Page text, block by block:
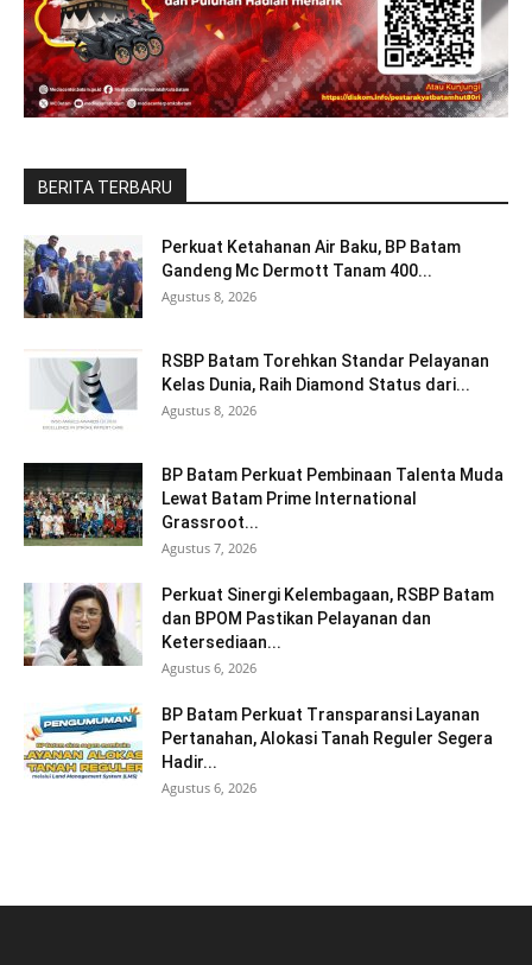
BERITA TERBARU
Perkuat Ketahanan Air Baku, BP Batam
Gandeng Mc Dermott Tanam 400...
Agustus 8, 2026
RSBP Batam Torehkan Standar Pelayanan
Kelas Dunia, Raih Diamond Status dari...
Agustus 8, 2026
BP Batam Perkuat Pembinaan Talenta Muda
Lewat Batam Prime International
Grassroot...
Agustus 7, 2026
Perkuat Sinergi Kelembagaan, RSBP Batam
dan BPOM Pastikan Pelayanan dan
Ketersediaan...
Agustus 6, 2026
BP Batam Perkuat Transparansi Layanan
Pertanahan, Alokasi Tanah Reguler Segera
Hadir...
Agustus 6, 2026